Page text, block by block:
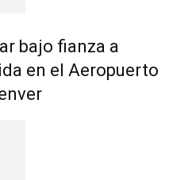
bajo fianza a
en el Aeropuerto